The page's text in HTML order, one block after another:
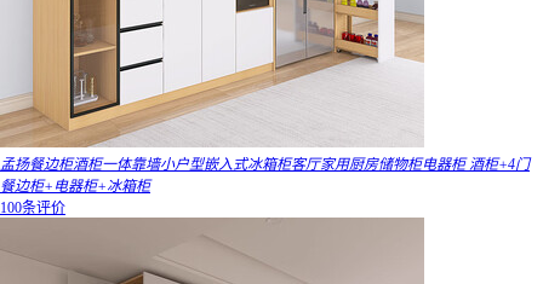
孟扬餐边柜酒柜一体靠墙小户型嵌入式冰箱柜客厅家用厨房储物柜电器柜 酒柜+4门
餐边柜+电器柜+冰箱柜
100条评价